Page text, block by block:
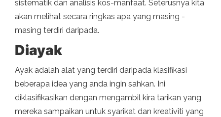
sistematik dan analisis kos-manfaat. Seterusnya kita
akan melihat secara ringkas apa yang masing -
masing terdiri daripada.
Diayak
Ayak adalah alat yang terdiri daripada klasifikasi
beberapa idea yang anda ingin sahkan. Ini
diklasifikasikan dengan mengambil kira tarikan yang
mereka sampaikan untuk syarikat dan kreativiti yang